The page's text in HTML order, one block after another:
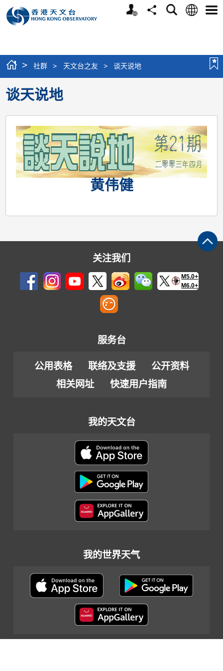
个
分
搜
语
选
> 社群 > 天文台之友 > 谈天说地
谈天说地
黄伟健
关注我们
M5.0+
M6.0+
服务台
公用表格 联络及支援
公开资料
相关网址
快速用户指南
我的天文台
我的世界天气